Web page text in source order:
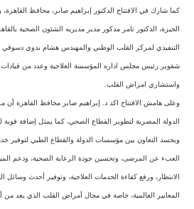
كما شارك في الافتتاح الدكتور إبراهيم صابر، محافظ
الجيزة، الدكتور تامر مدكور مدير مديريه الشئون الصحية
التنفيذي لمركز القلب الوطني والمهندس هشام بدوي
شقوير رئيس مجلس اداره المؤسسة العلاجية وعدد من قيادات
واستشاري امراض القلب.
وعلى هامش الافتتاح اكد د. إبراهيم صابر محافظ القاهرة أن
الدولة المصرية لتطوير القطاع الصحي، كما يمثل إضافة
ويجسد التعاون بين مؤسسات الدولة والقطاع الطبي لتوفير
العبء عن المرضى، وتحسين جودة الرعاية الصحية، ودعم
الانتظار، ورفع كفاءة الخدمات العلاجية، وتوفير أحدث
المعايير العالمية، خاصة في مجال أمراض القلب الذي يعد من